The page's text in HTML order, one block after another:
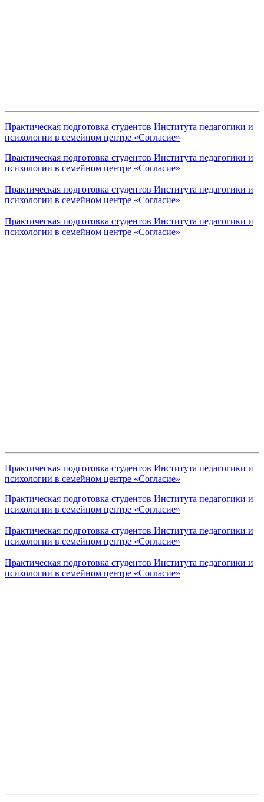
Практическая подготовка студентов Института педагогики и
психологии в семейном центре «Согласие»
Практическая подготовка студентов Института педагогики и
психологии в семейном центре «Согласие»
Практическая подготовка студентов Института педагогики и
психологии в семейном центре «Согласие»
Практическая подготовка студентов Института педагогики и
психологии в семейном центре «Согласие»
Практическая подготовка студентов Института педагогики и
психологии в семейном центре «Согласие»
Практическая подготовка студентов Института педагогики и
психологии в семейном центре «Согласие»
Практическая подготовка студентов Института педагогики и
психологии в семейном центре «Согласие»
Практическая подготовка студентов Института педагогики и
психологии в семейном центре «Согласие»